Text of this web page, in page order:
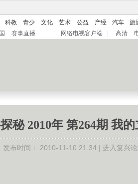
科教 青少 文化 艺术 公益 产经 汽车 旅
赛事直播 网络电视客户端 高清
秘 2010年 第264期 我的
发布时间： 2010-11-10 21:34 | 进入复兴